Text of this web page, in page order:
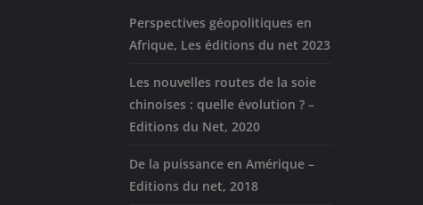
Perspectives géopolitiques en
Afrique, Les éditions du net 2023
Les nouvelles routes de la soie
chinoises : quelle évolution ? –
Editions du Net, 2020
De la puissance en Amérique –
Editions du net, 2018